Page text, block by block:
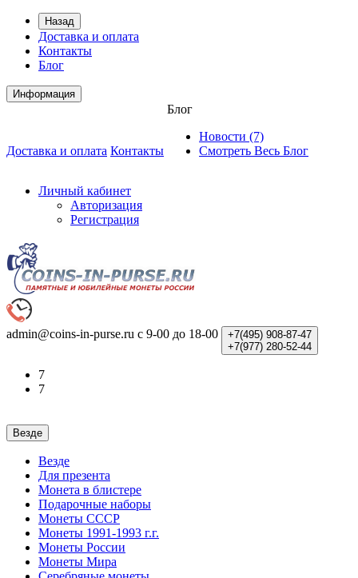
Назад
Доставка и оплата
Контакты
Блог
Информация
Доставка и оплата Контакты
Блог
Новости (7)
Смотреть Весь Блог
Личный кабинет
Авторизация
Регистрация
admin@coins-in-purse.ru с 9-00 до 18-00 +7(495) 908-87-47
+7(977) 280-52-44
7
7
Везде
Везде
Для презента
Монета в блистере
Подарочные наборы
Монеты СССР
Монеты 1991-1993 г.г.
Монеты России
Монеты Мира